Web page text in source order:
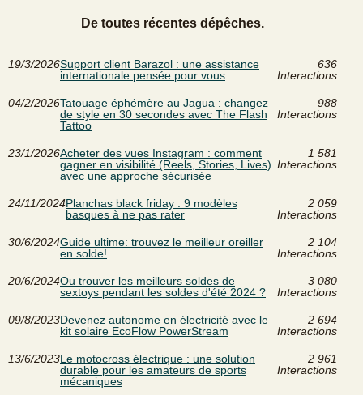
De toutes récentes dépêches.
19/3/2026Support client Barazol : une assistance
internationale pensée pour vous
636
Interactions
04/2/2026Tatouage éphémère au Jagua : changez
de style en 30 secondes avec The Flash
Tattoo
988
Interactions
23/1/2026Acheter des vues Instagram : comment
gagner en visibilité (Reels, Stories, Lives)
avec une approche sécurisée
1 581
Interactions
24/11/2024Planchas black friday : 9 modèles
basques à ne pas rater
2 059
Interactions
30/6/2024Guide ultime: trouvez le meilleur oreiller
en solde!
2 104
Interactions
20/6/2024Ou trouver les meilleurs soldes de
sextoys pendant les soldes d'été 2024 ?
3 080
Interactions
09/8/2023Devenez autonome en électricité avec le
kit solaire EcoFlow PowerStream
2 694
Interactions
13/6/2023Le motocross électrique : une solution
durable pour les amateurs de sports
mécaniques
2 961
Interactions